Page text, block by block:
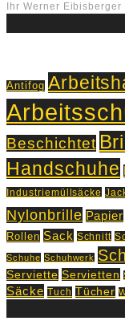
Ihr Werner Eibisberger
Antifog
Beschichtet
Handschuhe
Industriemüllsäcke
Nylonbrille Papier
Rollen Sack Schnitt
Schuhe Schuhwerk
Serviette Servietten
Säcke Tuch Tücher